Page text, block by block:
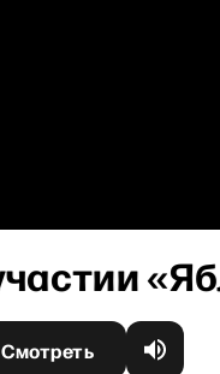
Смотреть